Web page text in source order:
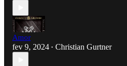
Amor
fev 9, 2024 • Christian Gurtner